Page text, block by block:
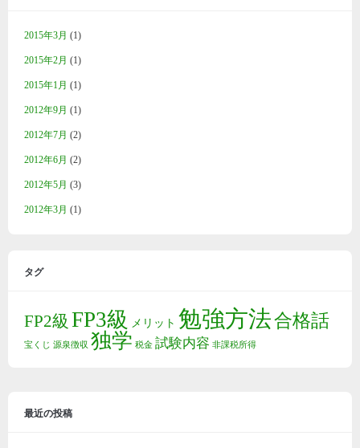
2015年3月 (1)
2015年2月 (1)
2015年1月 (1)
2012年9月 (1)
2012年7月 (2)
2012年6月 (2)
2012年5月 (3)
2012年3月 (1)
タグ
FP2級 FP3級 メリット 勉強方法合格話
宝くじ 源泉徴収 独学 税金 試験内容 非課税所得
最近の投稿